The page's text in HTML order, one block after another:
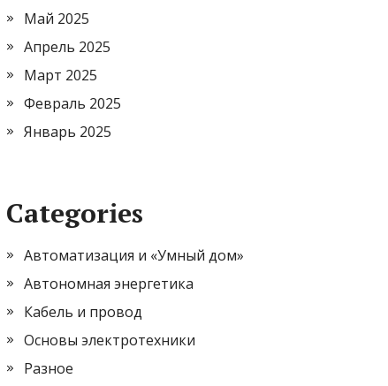
Май 2025
Апрель 2025
Март 2025
Февраль 2025
Январь 2025
Categories
Автоматизация и «Умный дом»
Автономная энергетика
Кабель и провод
Основы электротехники
Разное